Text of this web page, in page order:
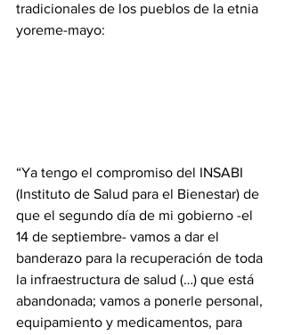
tradicionales de los pueblos de la etnia
yoreme-mayo:
“Ya tengo el compromiso del INSABI
(Instituto de Salud para el Bienestar) de
que el segundo día de mi gobierno -el
14 de septiembre- vamos a dar el
banderazo para la recuperación de toda
la infraestructura de salud (…) que está
abandonada; vamos a ponerle personal,
equipamiento y medicamentos, para